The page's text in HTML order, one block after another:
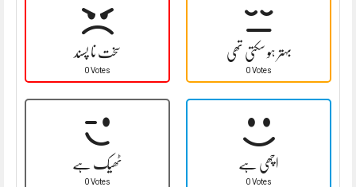
سخت نا پسند
0 Votes
بہتر ہو سکتی تھی
0 Votes
ٹھیک ہے
0 Votes
اچھی ہے
0 Votes